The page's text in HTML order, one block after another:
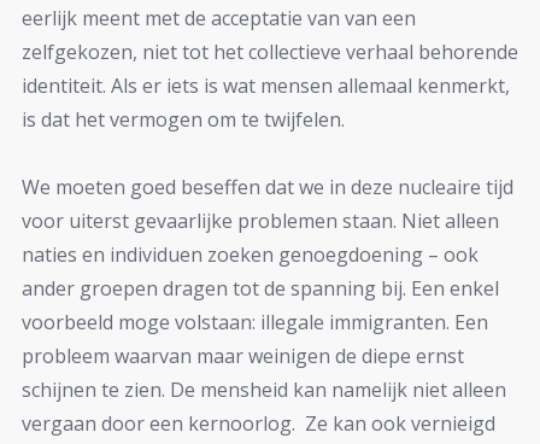
eerlijk meent met de acceptatie van van een
zelfgekozen, niet tot het collectieve verhaal behorende
identiteit. Als er iets is wat mensen allemaal kenmerkt,
is dat het vermogen om te twijfelen.
We moeten goed beseffen dat we in deze nucleaire tijd
voor uiterst gevaarlijke problemen staan. Niet alleen
naties en individuen zoeken genoegdoening – ook
ander groepen dragen tot de spanning bij. Een enkel
voorbeeld moge volstaan: illegale immigranten. Een
probleem waarvan maar weinigen de diepe ernst
schijnen te zien. De mensheid kan namelijk niet alleen
vergaan door een kernoorlog. Ze kan ook vernieigd